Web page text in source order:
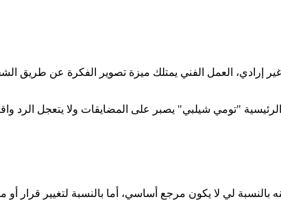
غير إرادي، العمل الفني يمتلك ميزة تصوير الفكرة عن
بالنسبة لي لا يكون مرجع أساسي، أما بالنسبة لتغيير